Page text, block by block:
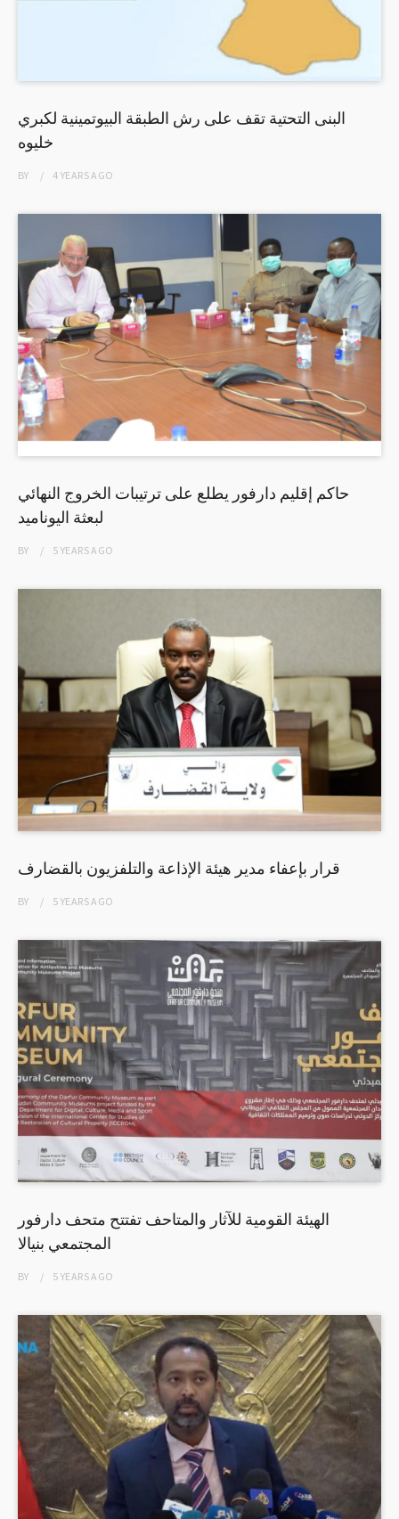
البنى التحتية تقف على رش الطبقة البيوتمينية لكبري
خليوه
BY 4 YEARSAGO
حاكم إقليم دارفور يطلع على ترتيبات الخروج النهائي
لبعثة اليوناميد
BY 5 YEARSAGO
قرار بإعفاء مدير هيئة الإذاعة والتلفزيون بالقضارف
BY 5 YEARSAGO
الهيئة القومية للآثار والمتاحف تفتتح متحف دارفور
المجتمعي بنيالا
BY 5 YEARSAGO